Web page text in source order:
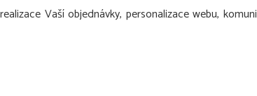
Vaší objednávky, personalizace webu,